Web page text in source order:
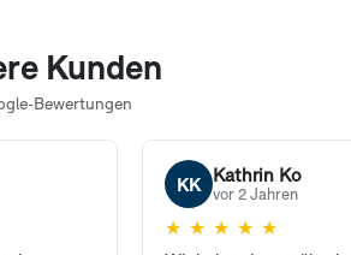
Kunden
Bewertungen
KK Kathrin Ko
vor 2 Jahren
★ ★ ★ ★ ★